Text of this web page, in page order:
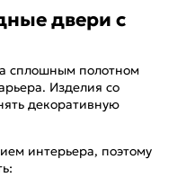
двери с
сплошным полотном
Изделия со
декоративную
интерьера, поэтому